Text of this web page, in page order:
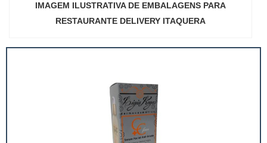
IMAGEM ILUSTRATIVA DE EMBALAGENS PARA
RESTAURANTE DELIVERY ITAQUERA